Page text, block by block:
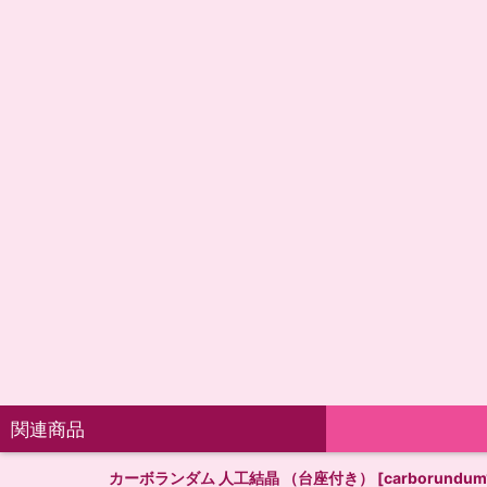
関連商品
カーボランダム 人工結晶 （台座付き） [